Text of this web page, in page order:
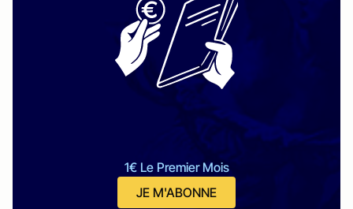
1€ Le Premier Mois
JE M'ABONNE